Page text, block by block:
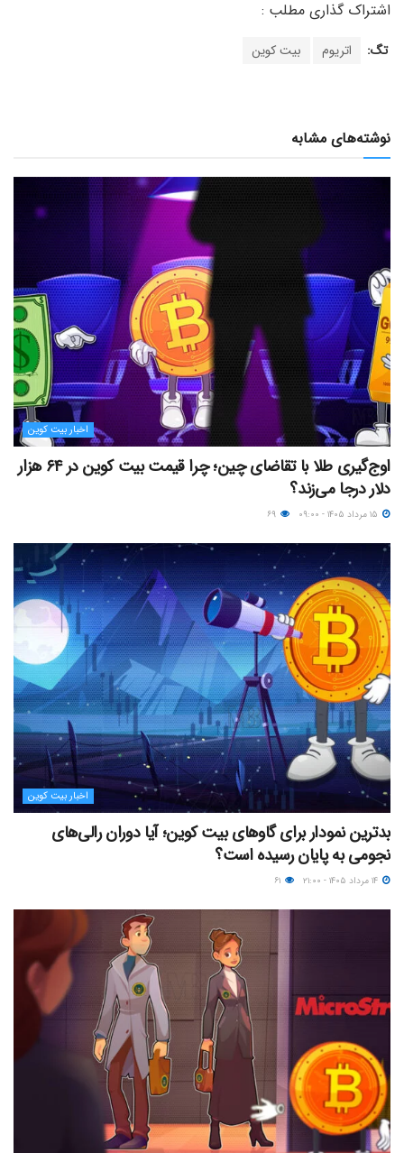
تگ: اتریوم بیت کوین
نوشته‌های مشابه
اخبار بیت کوین
اوج‌گیری طلا با تقاضای چین؛ چرا قیمت بیت کوین در ۶۴ هزار
دلار درجا می‌زند؟
اخبار بیت کوین
بدترین نمودار برای گاوهای بیت کوین؛ آیا دوران رالی‌های
نجومی به پایان رسیده است؟